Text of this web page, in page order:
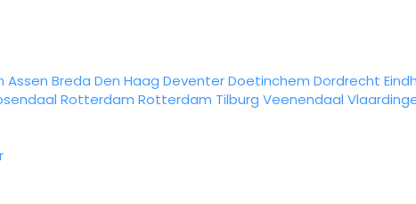
Assen Breda Den Haag DeventerDoetinchem Dordrecht
Rotterdam Rotterdam Tilburg Veenendaal